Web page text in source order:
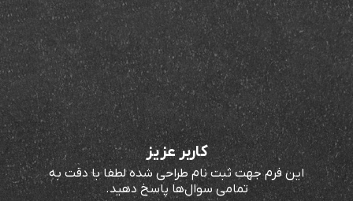
کاربر عزیز
این فرم جهت ثبت نام طراحی شده لطفا با دقت به
تمامی سوال‌ها پاسخ دهید.